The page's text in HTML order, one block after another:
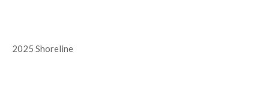
2025 Shoreline